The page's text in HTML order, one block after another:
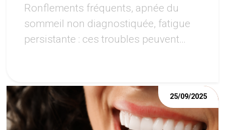
Ronflements fréquents, apnée du
sommeil non diagnostiquée, fatigue
persistante : ces troubles peuvent
25/09/2025